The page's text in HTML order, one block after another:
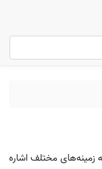
زمینه‌های مختلف اشاره